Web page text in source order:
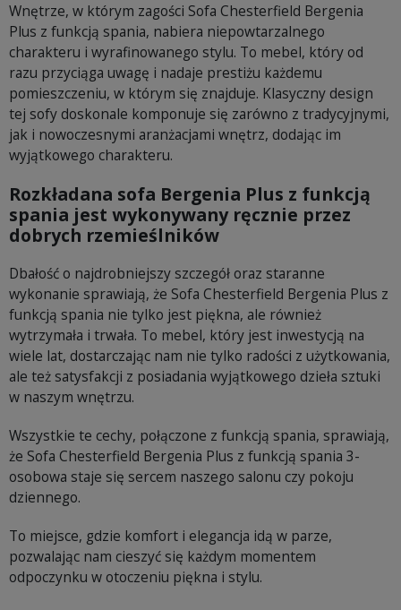
Wnętrze, w którym zagości Sofa Chesterfield Bergenia
Plus z funkcją spania, nabiera niepowtarzalnego
charakteru i wyrafinowanego stylu. To mebel, który od
razu przyciąga uwagę i nadaje prestiżu każdemu
pomieszczeniu, w którym się znajduje. Klasyczny design
tej sofy doskonale komponuje się zarówno z tradycyjnymi,
jak i nowoczesnymi aranżacjami wnętrz, dodając im
wyjątkowego charakteru.
Rozkładana sofa Bergenia Plus z funkcją
spania jest wykonywany ręcznie przez
dobrych rzemieślników
Dbałość o najdrobniejszy szczegół oraz staranne
wykonanie sprawiają, że Sofa Chesterfield Bergenia Plus z
funkcją spania nie tylko jest piękna, ale również
wytrzymała i trwała. To mebel, który jest inwestycją na
wiele lat, dostarczając nam nie tylko radości z użytkowania,
ale też satysfakcji z posiadania wyjątkowego dzieła sztuki
w naszym wnętrzu.
Wszystkie te cechy, połączone z funkcją spania, sprawiają,
że Sofa Chesterfield Bergenia Plus z funkcją spania 3-
osobowa staje się sercem naszego salonu czy pokoju
dziennego.
To miejsce, gdzie komfort i elegancja idą w parze,
pozwalając nam cieszyć się każdym momentem
odpoczynku w otoczeniu piękna i stylu.